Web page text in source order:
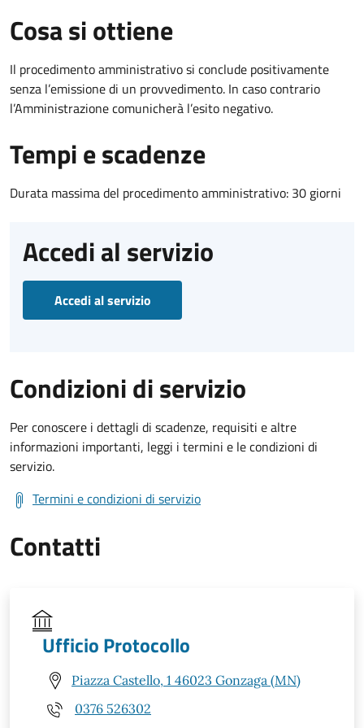
Cosa si ottiene
Il procedimento amministrativo si conclude positivamente
senza l’emissione di un provvedimento. In caso contrario
l’Amministrazione comunicherà l’esito negativo.
Tempi e scadenze
Durata massima del procedimento amministrativo: 30 giorni
Accedi al servizio
Accedi al servizio
Condizioni di servizio
Per conoscere i dettagli di scadenze, requisiti e altre
informazioni importanti, leggi i termini e le condizioni di
servizio.
Termini e condizioni di servizio
Contatti
Ufficio Protocollo
Piazza Castello, 1 46023 Gonzaga (MN)
0376 526302